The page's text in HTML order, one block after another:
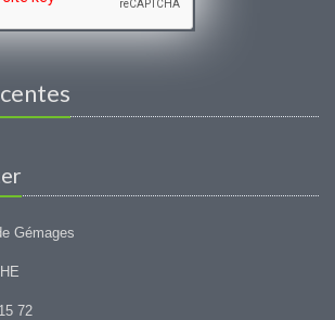
Gémages
72